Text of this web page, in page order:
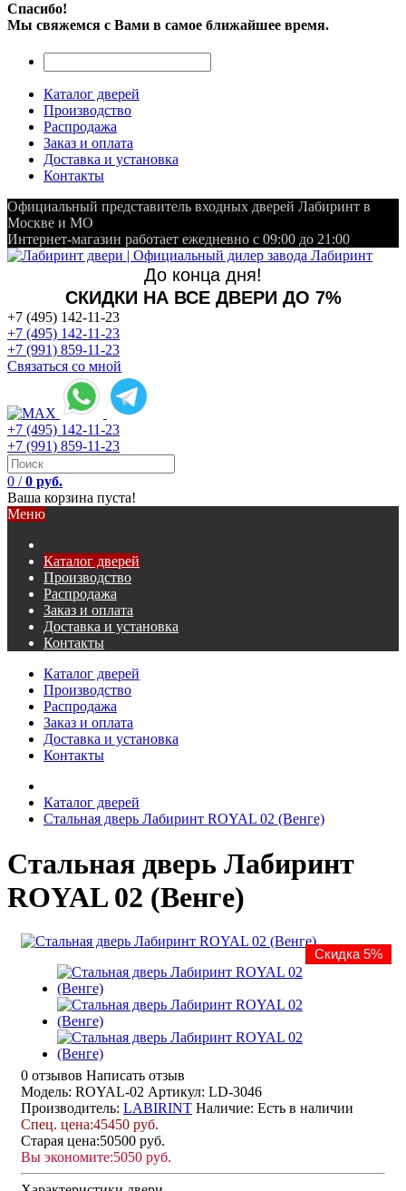
Спасибо!
Мы свяжемся с Вами в самое ближайшее время.
Каталог дверей
Производство
Распродажа
Заказ и оплата
Доставка и установка
Контакты
Официальный представитель входных дверей Лабиринт в
Москве и МО
Интернет-магазин работает ежедневно с 09:00 до 21:00
До конца дня!
СКИДКИ НА ВСЕ ДВЕРИ ДО 7%
+7 (495) 142-11-23
+7 (495) 142-11-23
+7 (991) 859-11-23
Связаться со мной
+7 (495) 142-11-23
+7 (991) 859-11-23
0 / 0 руб.
Ваша корзина пуста!
Меню
Каталог дверей
Производство
Распродажа
Заказ и оплата
Доставка и установка
Контакты
Каталог дверей
Производство
Распродажа
Заказ и оплата
Доставка и установка
Контакты
Каталог дверей
Стальная дверь Лабиринт ROYAL 02 (Венге)
Стальная дверь Лабиринт
ROYAL 02 (Венге)
Скидка 5%
0 отзывов Написать отзыв
Модель: ROYAL-02 Артикул: LD-3046
Производитель: LABIRINT Наличие: Есть в наличии
Спец. цена:45450 руб.
Старая цена:50500 руб.
Вы экономите:5050 руб.